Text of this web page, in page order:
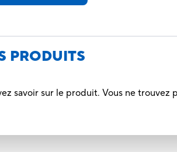
PRODUITS
savoir sur le produit. Vous ne trouvez